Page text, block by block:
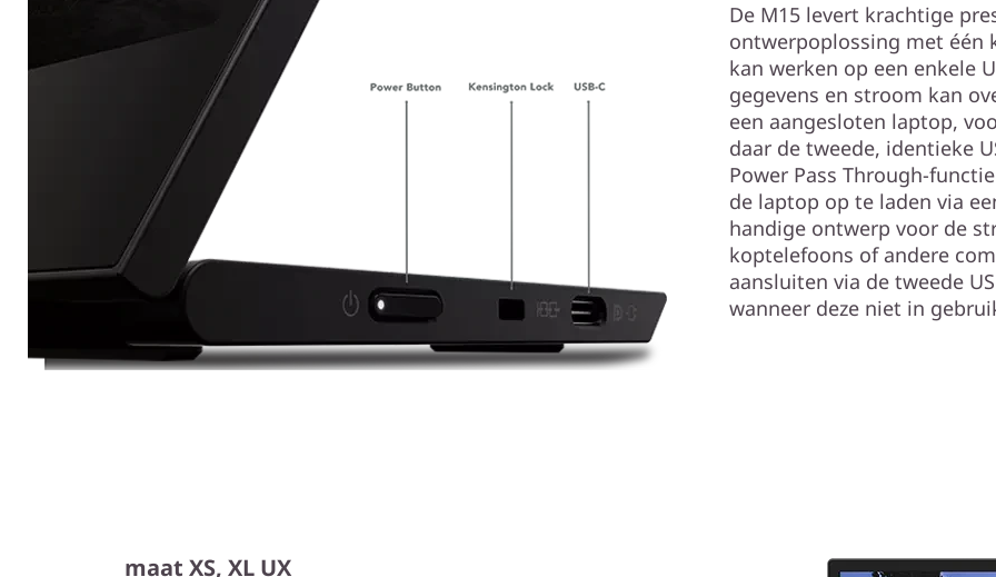
De M15 levert krachtige
ontwerpoplossing met één
kan werken op een enkele
gegevens en stroom kan
een aangesloten laptop,
daar de tweede, identieke
Power Pass Through-
de laptop op te laden via
handige ontwerp voor de
koptelefoons of andere
aansluiten via de tweede
wanneer deze niet in
maat XS, XL UX